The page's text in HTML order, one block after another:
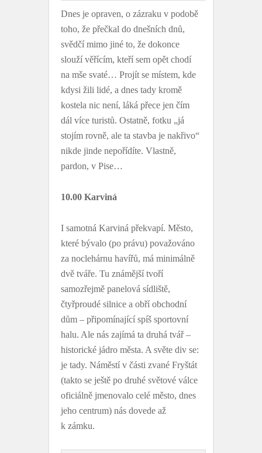
Dnes je opraven, o zázraku v podobě
toho, že přečkal do dnešních dnů,
svědčí mimo jiné to, že dokonce
slouží věřícím, kteří sem opět chodí
na mše svaté… Projít se místem, kde
kdysi žili lidé, a dnes tady kromě
kostela nic není, láká přece jen čím
dál více turistů. Ostatně, fotku „já
stojím rovně, ale ta stavba je nakřivo“
nikde jinde nepořídíte. Vlastně,
pardon, v Pise…
10.00 Karviná
I samotná Karviná překvapí. Město,
které bývalo (po právu) považováno
za noclehárnu havířů, má minimálně
dvě tváře. Tu známější tvoří
samozřejmě panelová sídliště,
čtyřproudé silnice a obří obchodní
dům – připomínající spíš sportovní
halu. Ale nás zajímá ta druhá tvář –
historické jádro města. A světe div se:
je tady. Náměstí v části zvané Fryštát
(takto se ještě po druhé světové válce
oficiálně jmenovalo celé město, dnes
jeho centrum) nás dovede až
k zámku.